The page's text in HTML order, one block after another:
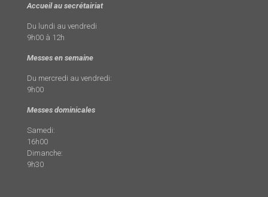
Accueil au secrétairiat
Du lundi au vendredi
9h00 à 12h
Messes en semaine
Du mercredi au vendredi:
9h00
Messes dominicales
Samedi:
16h00
Dimanche:
9h30